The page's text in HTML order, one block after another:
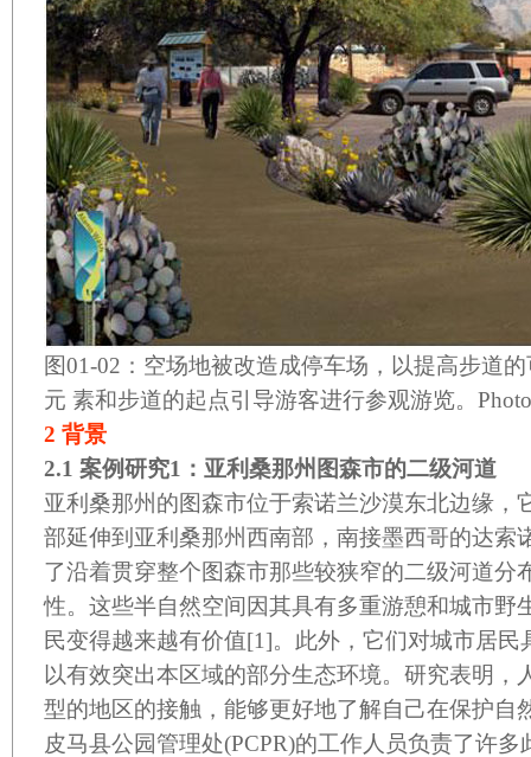
图01-02 ：空场地被改造成停车场，以提高步道
元 素和步道的起点引导游客进行参观游览。
2 背景
2.1 案例研究1 ：亚利桑那州图森市的二级河道
亚利桑那州的图森市位于索诺兰沙漠东北边缘，
部延伸到亚利桑那州西南部，南接墨西哥的达索
了沿着贯穿整个图森市那些较狭窄的二级河道分
性。这些半自然空间因其具有多重游憩和城市野
民变得越来越有价值[1]。此外，它们对城市居民
以有效突出本区域的部分生态环境。研究表明，
型的地区的接触，能够更好地了解自己在保护自
皮马县公园管理处(PCPR)的工作人员负责了许多